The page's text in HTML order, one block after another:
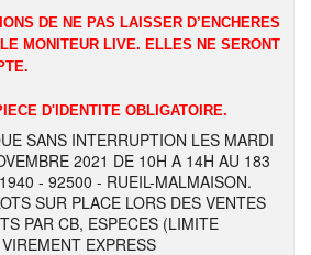
DE NE PAS LAISSER D’ENCHERES
MONITEUR LIVE. ELLES NE SERONT
D'IDENTITE OBLIGATOIRE.
SANS INTERRUPTION LES MARDI
2021 DE 10H A 14H AU 183
- 92500 - RUEIL-MALMAISON.
SUR PLACE LORS DES VENTES
PAR CB, ESPECES (LIMITE
EXPRESS